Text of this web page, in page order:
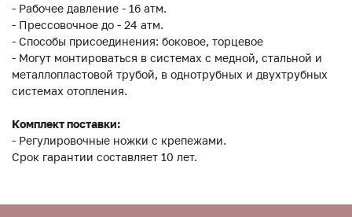
- Рабочее давление - 16 атм.
- Прессовочное до - 24 атм.
- Способы присоединения: боковое, торцевое
- Могут монтироваться в системах с медной, стальной и
металлопластовой трубой, в однотрубных и двухтрубных
системах отопления.
Комплект поставки:
- Регулировочные ножки с крепежами.
Срок гарантии составляет 10 лет.